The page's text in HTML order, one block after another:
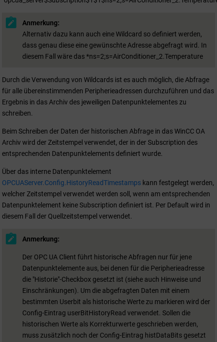
Anmerkung:
Alternativ dazu kann auch eine Wildcard so definiert werden,
dass genau diese eine gewünschte Adresse abgefragt wird. In
diesem Fall wäre das *ns=2;s=AirConditioner_2.Temperature
Durch die Verwendung von Wildcards ist es auch möglich, die Abfrage
für alle übereinstimmenden Peripherieadressen durchzuführen und das
Ergebnis in das Archiv des jeweiligen Datenpunktelementes zu
schreiben.
Beim Schreiben der Daten der historischen Abfrage in das WinCC OA
Archiv wird der Zeitstempel verwendet, der in der Subscription des
entsprechenden Datenpunktelements definiert wurde.
Über das interne Datenpunktelement
OPCUAServer.Config.HistoryReadTimestamps kann festgelegt werden,
welcher Zeitstempel verwendet werden soll, wenn am entsprechenden
Datenpunktelement keine Subscription definiert ist. Per Default wird in
diesem Fall der Quellzeitstempel verwendet.
Anmerkung:
Der OPC UA Client führt historische Abfragen nur für jene
Datenpunktelemente aus, bei denen für die Peripherieadresse
die "Historie"-Checkbox gesetzt ist (siehe auch Hinweise und
Einschränkungen). Um die abgefragten Daten mit einem
bestimmten Userbit als historische Werte zu markieren wird der
Config-Eintrag userBitHistoryRead verwendet. Sollen die
historischen Werte als Korrekturwerte geschrieben werden,
muss zusätzlich noch der Config-Eintrag histDataBits gesetzt